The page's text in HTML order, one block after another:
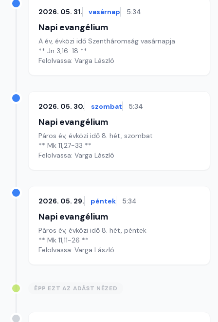
2026. 05. 31. vasárnap 5:34
Napi evangélium
A év, évközi idő Szentháromság vasárnapja
** Jn 3,16-18 **
Felolvassa: Varga László
2026. 05. 30. szombat 5:34
Napi evangélium
Páros év, évközi idő 8. hét, szombat
** Mk 11,27-33 **
Felolvassa: Varga László
2026. 05. 29. péntek 5:34
Napi evangélium
Páros év, évközi idő 8. hét, péntek
** Mk 11,11-26 **
Felolvassa: Varga László
ÉPP EZT AZ ADÁST NÉZED